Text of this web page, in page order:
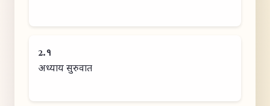
2.१
अध्याय सुरुवात